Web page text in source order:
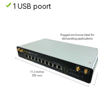
1 USB poort